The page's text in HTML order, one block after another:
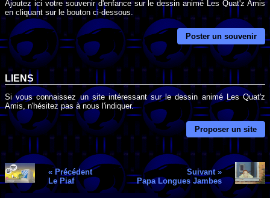
Ajoutez ici votre souvenir d'enfance sur le dessin animé Les Quat'z Amis
en cliquant sur le bouton ci-dessous.
Poster un souvenir
LIENS
Si vous connaissez un site intéressant sur le dessin animé Les Quat'z
Amis, n'hésitez pas à nous l'indiquer.
Proposer un site
« Précédent
Le Piaf
Suivant »
Papa Longues Jambes